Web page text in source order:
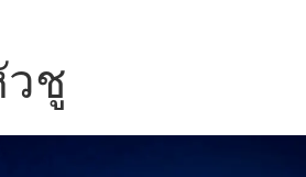
components and a
solution partner. As a
for EMS, IDH, ODM and
we offer customers full-
นปรัชญาธุรกิจของ "คุณภาพมา
วชู